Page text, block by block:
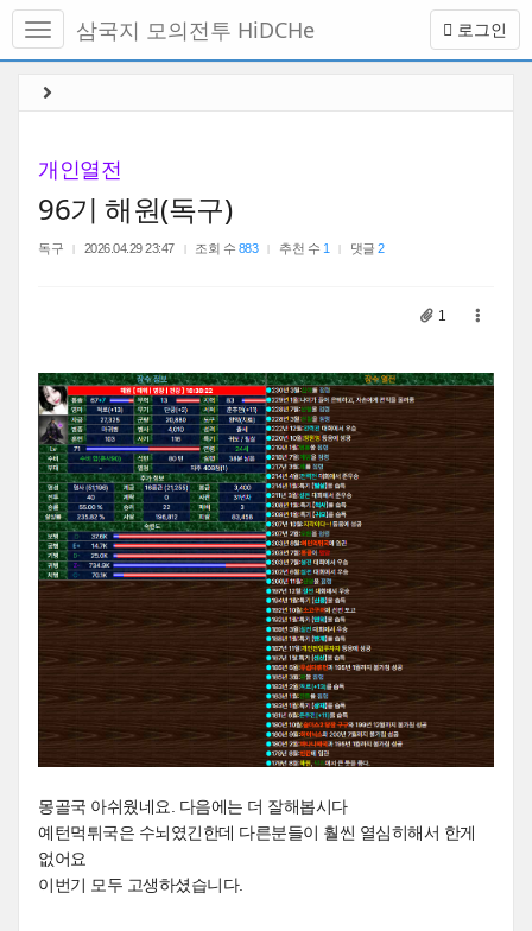
메
토
로그인
삼국지 모의전투 HiDCHe
개인열전
96기 해원(독구)
독구 2026.04.29 23:47 조회 수 883 추천 수 1 댓글2
1
몽골국 아쉬웠네요. 다음에는 더 잘해봅시다
예턴먹튀국은 수뇌였긴한데 다른분들이 훨씬 열심히해서 한게
없어요
이번기 모두 고생하셨습니다.